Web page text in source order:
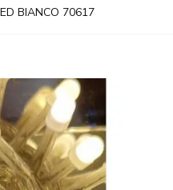
BIANCO 70617